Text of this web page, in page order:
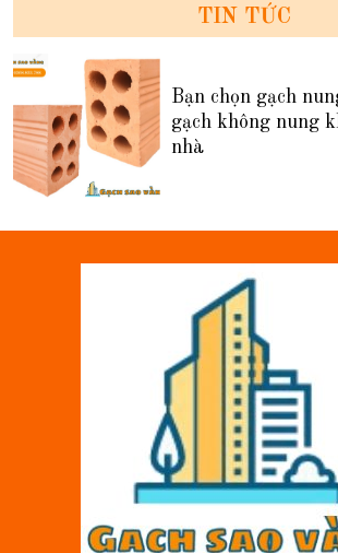
TIN TỨC
Bạn chọn gạch
gạch không nung
nhà